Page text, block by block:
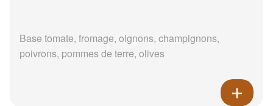
Base tomate, fromage, oignons, champignons,
poivrons, pommes de terre, olives